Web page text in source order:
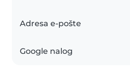
Adresa e-pošte
Google nalog